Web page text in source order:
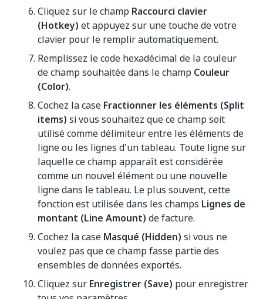
Cliquez sur le champ Raccourci clavier
(Hotkey) et appuyez sur une touche de votre
clavier pour le remplir automatiquement.
Remplissez le code hexadécimal de la couleur
de champ souhaitée dans le champ Couleur
(Color).
Cochez la case Fractionner les éléments (Split
items) si vous souhaitez que ce champ soit
utilisé comme délimiteur entre les éléments de
ligne ou les lignes d'un tableau. Toute ligne sur
laquelle ce champ apparaît est considérée
comme un nouvel élément ou une nouvelle
ligne dans le tableau. Le plus souvent, cette
fonction est utilisée dans les champs Lignes de
montant (Line Amount) de facture.
Cochez la case Masqué (Hidden) si vous ne
voulez pas que ce champ fasse partie des
ensembles de données exportés.
Cliquez sur Enregistrer (Save) pour enregistrer